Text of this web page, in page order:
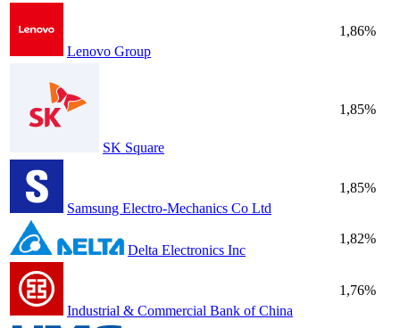
Lenovo Group
1,86%
SK Square
1,85%
Samsung Electro-Mechanics Co Ltd
1,85%
Delta Electronics Inc
1,82%
Industrial & Commercial Bank of China
1,76%